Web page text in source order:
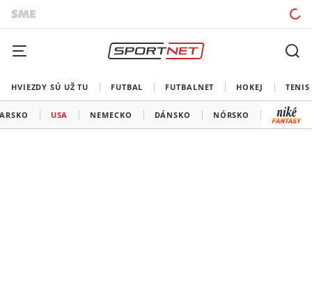
HVIEZDY SÚ UŽ TU FUTBAL FUTBALNET HOKEJ TENIS
USA NEMECKO DÁNSKO NÓRSKO